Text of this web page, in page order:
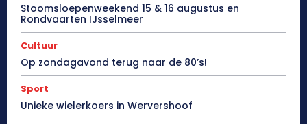
Stoomsloepenweekend 15 & 16 augustus en
Rondvaarten IJsselmeer
Cultuur
Op zondagavond terug naar de 80’s!
Sport
Unieke wielerkoers in Wervershoof